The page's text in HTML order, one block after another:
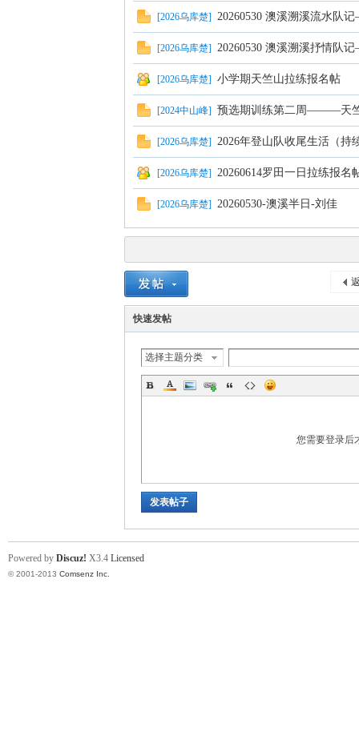
[2026乌库楚] 20260530 澳溪溯溪流水队
[2026乌库楚] 20260530 澳溪溯溪抒情队
[2026乌库楚] 小学期天竺山拉练报名帖
[2024中山峰] 预选期训练第二周———天
[2026乌库楚] 2026年登山队收尾生活（持
[2026乌库楚] 20260614罗田一日拉练报名
[2026乌库楚] 20260530-澳溪半日-刘佳
快速发帖
选择主题分类
您需要登录后
发表帖子
Powered by Discuz! X3.4 Licensed
© 2001-2013 Comsenz Inc.